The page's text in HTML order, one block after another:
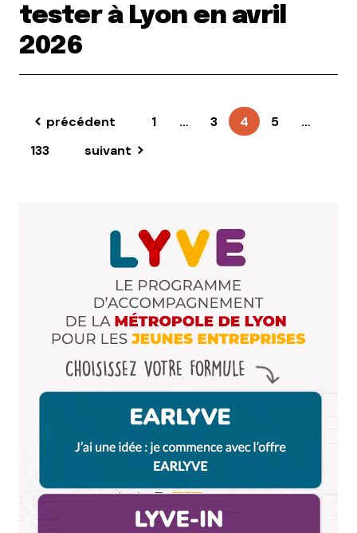
tester à Lyon en avril
2026
précédent 1 … 3 4 5
…
133
suivant